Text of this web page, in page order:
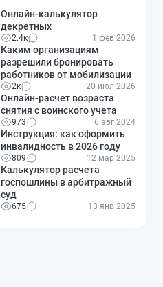
Онлайн-калькулятор
декретных
2.4к 1 фев 2026
Каким организациям
разрешили бронировать
работников от мобилизации
2к 20 июл 2026
Онлайн-расчет возраста
снятия с воинского учета
973 6 авг 2024
Инструкция: как оформить
инвалидность в 2026 году
809 12 мар 2025
Калькулятор расчета
госпошлины в арбитражный
суд
675 13 янв 2025